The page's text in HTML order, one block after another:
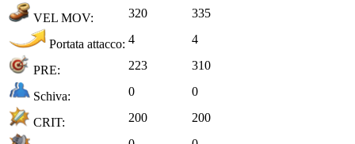
VEL MOV: 320 335
Portata attacco: 4 4
PRE: 223 310
Schiva: 0 0
CRIT: 200 200